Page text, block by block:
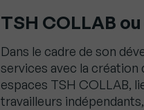
TSH COLLAB
Dans le cadre de son
services avec la création
espaces TSH COLLAB,
travailleurs